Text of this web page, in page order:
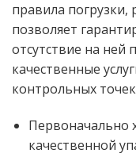
правила погрузки,
позволяет
отсутствие на
качественные
контрольных
Первоначально
качественной